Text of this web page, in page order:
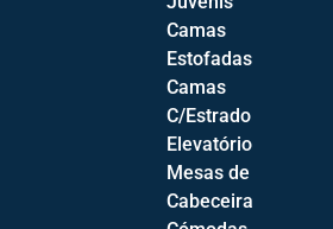
Sofá Chaise-longue
Todos os Sofás
Com Arrumação
Relaxes Elétricos
Camas
Estofadas
Camas
C/Estrado
Elevatório
Mesas de
Cabeceira